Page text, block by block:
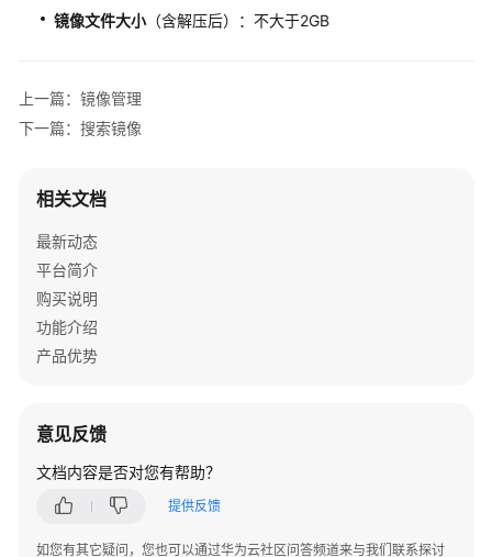
管
行
业
工
台
开
发
指
南
佳
实
常
镜像文件大小 （含解压后）：不大于2GB
上一篇：镜像管理
下一篇：搜索镜像
相关文档
最新动态
平台简介
购买说明
功能介绍
产品优势
意见反馈
文档内容是否对您有帮助？
提供反馈
如您有其它疑问，您也可以通过华为云社区问答频道来与我们联系探讨